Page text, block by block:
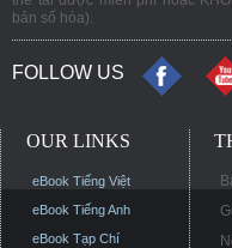
bản số hóa).
FOLLOW US
OUR LINKS
eBook Tiếng Việt
eBook Tiếng Anh
eBook Tạp Chí